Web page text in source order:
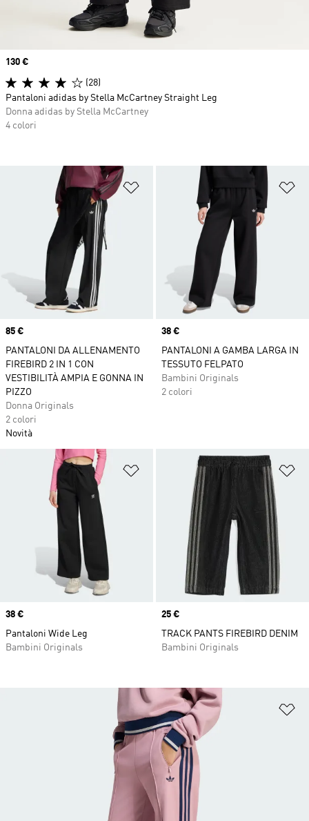
Aggiungi alla lista dei desideri
Price
85 €
PANTALONI DA ALLENAMENTO
FIREBIRD 2 IN 1 CON
VESTIBILITÀ AMPIA E GONNA IN
PIZZO
Donna Originals
2 colori
Novità
Price
38 €
PANTALONI A GAMBA LARGA IN
TESSUTO FELPATO
Bambini Originals
2 colori
Aggiungi alla lista dei desideri
Price
38 €
Pantaloni Wide Leg
Bambini Originals
Price
25 €
TRACK PANTS FIREBIRD DENIM
Bambini Originals
Price
130 €
(28)
Pantaloni adidas by Stella McCartney Straight Leg
Donna adidas by Stella McCartney
4 colori